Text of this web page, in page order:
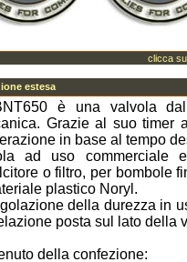
clicca
estesa
è una valvola dal
Grazie al suo timer
in base al tempo
ad uso commerciale
o filtro, per bombole
plastico Noryl.
della durezza in
posta sul lato della
della confezione: